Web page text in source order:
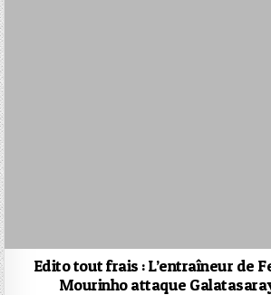
Edito tout frais : L’entraîneur de
Mourinho attaque